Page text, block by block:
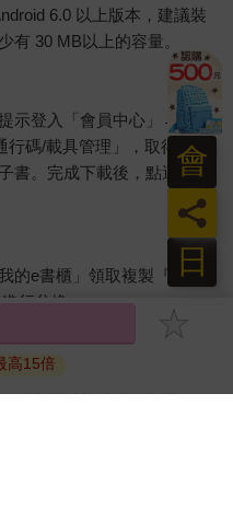
6.0 以上版本，建議裝
有 30 MB以上的容量。
示登入「會員中心」→「我
碼/載具管理」，取得通行
書。完成下載後，點選任一
的e書櫃」領取複製『兌換
行兌換。
的電子書僅能以金石堂專屬
他閱讀器或直接下載檔案。
高15倍
日
員
會